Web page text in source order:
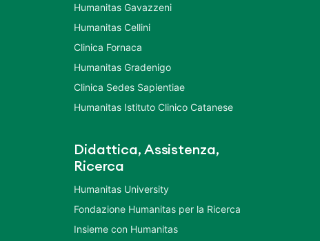
Humanitas Gavazzeni
Humanitas Cellini
Clinica Fornaca
Humanitas Gradenigo
Clinica Sedes Sapientiae
Humanitas Istituto Clinico Catanese
Didattica, Assistenza,
Ricerca
Humanitas University
Fondazione Humanitas per la Ricerca
Insieme con Humanitas